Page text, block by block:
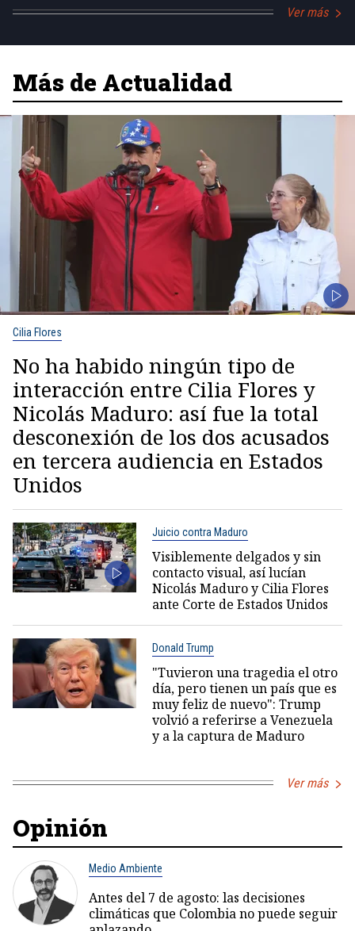
Ver más
Más de Actualidad
Cilia Flores
No ha habido ningún tipo de
interacción entre Cilia Flores y
Nicolás Maduro: así fue la total
desconexión de los dos acusados
en tercera audiencia en Estados
Unidos
Juicio contra Maduro
Visiblemente delgados y sin
contacto visual, así lucían
Nicolás Maduro y Cilia Flores
ante Corte de Estados Unidos
Donald Trump
"Tuvieron una tragedia el otro
día, pero tienen un país que es
muy feliz de nuevo": Trump
volvió a referirse a Venezuela
y a la captura de Maduro
Ver más
Opinión
Medio Ambiente
Antes del 7 de agosto: las decisiones
climáticas que Colombia no puede seguir